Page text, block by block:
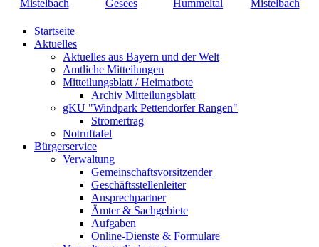
Startseite
Aktuelles
Aktuelles aus Bayern und der Welt
Amtliche Mitteilungen
Mitteilungsblatt / Heimatbote
Archiv Mitteilungsblatt
gKU "Windpark Pettendorfer Rangen"
Stromertrag
Notruftafel
Bürgerservice
Verwaltung
Gemeinschaftsvorsitzender
Geschäftsstellenleiter
Ansprechpartner
Ämter & Sachgebiete
Aufgaben
Online-Dienste & Formulare